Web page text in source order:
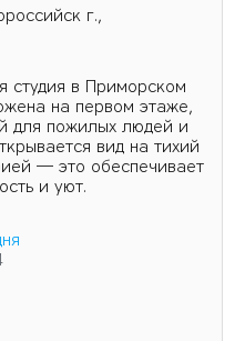
г.,
студия в Приморском
на первом этаже,
для пожилых людей и
вид на тихий
— это обеспечивает
и уют.